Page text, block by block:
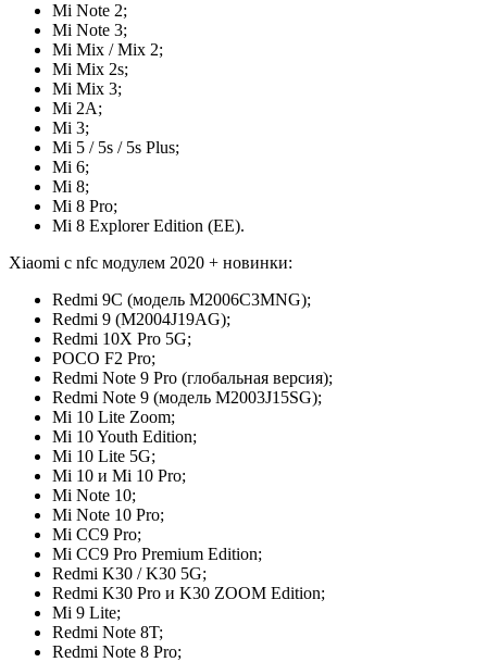
Mi Note 2;
Mi Note 3;
Mi Mix / Mix 2;
Mi Mix 2s;
Mi Mix 3;
Mi 2A;
Mi 3;
Mi 5 / 5s / 5s Plus;
Mi 6;
Mi 8;
Mi 8 Pro;
Mi 8 Explorer Edition (EE).
Xiaomi c nfc модулем 2020 + новинки:
Redmi 9C (модель M2006C3MNG);
Redmi 9 (M2004J19AG);
Redmi 10X Pro 5G;
POCO F2 Pro;
Redmi Note 9 Pro (глобальная версия);
Redmi Note 9 (модель M2003J15SG);
Mi 10 Lite Zoom;
Mi 10 Youth Edition;
Mi 10 Lite 5G;
Mi 10 и Mi 10 Pro;
Mi Note 10;
Mi Note 10 Pro;
Mi CC9 Pro;
Mi СС9 Pro Premium Edition;
Redmi K30 / K30 5G;
Redmi K30 Pro и K30 ZOOM Edition;
Mi 9 Lite;
Redmi Note 8T;
Redmi Note 8 Pro;